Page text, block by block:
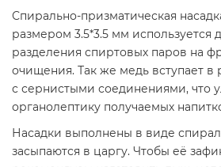
Спирально-призматическая
размером 3.5*3.5 мм используется
разделения спиртовых паров на
очищения. Так же медь вступает в
с сернистыми соединениями, что
органолептику получаемых
Насадки выполнены в виде
засыпаются в царгу. Чтобы её